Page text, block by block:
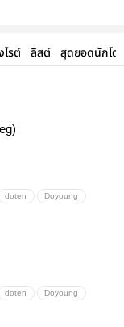
รต์ ลิสต์ สุดยอดนักโด
doten Doyoung
doten Doyoung